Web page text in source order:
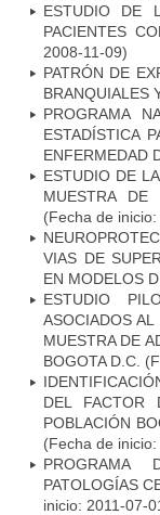
ESTUDIO DE
PACIENTES
2008-11-09)
PATRÓN DE
BRANQUIALES
PROGRAMA
ESTADÍSTICA
ENFERMEDAD
ESTUDIO DE
MUESTRA DE
(Fecha de
VIAS DE
EN MODELOS
ESTUDIO
ASOCIADOS
MUESTRA DE
BOGOTA D.C.
DEL FACTOR
POBLACIÓN
(Fecha de
PROGRAMA
PATOLOGÍAS
inicio: 2011-07-